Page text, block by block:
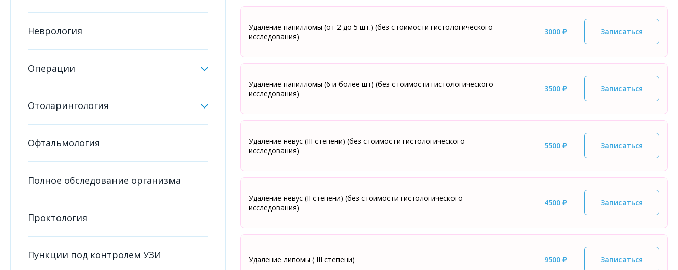
Неврология
Операции
Отоларингология
Офтальмология
Полное обследование организма
Проктология
Пункции под контролем УЗИ
Удаление папилломы (от 2 до 5 шт.) (без стоимости гистологического
исследования)
3000 ₽ Записаться
Удаление папилломы (6 и более шт) (без стоимости гистологического
исследования)
3500 ₽ Записаться
Удаление невус (III степени) (без стоимости гистологического
исследования)
5500 ₽ Записаться
Удаление невус (II степени) (без стоимости гистологического
исследования)
4500 ₽ Записаться
Удаление липомы ( III степени) 9500 ₽ Записаться